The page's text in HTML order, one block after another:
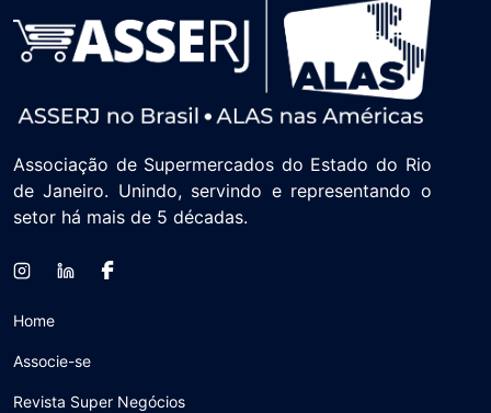
Associação de Supermercados do Estado do Rio
de Janeiro. Unindo, servindo e representando o
setor há mais de 5 décadas.
Home
Associe-se
Revista Super Negócios